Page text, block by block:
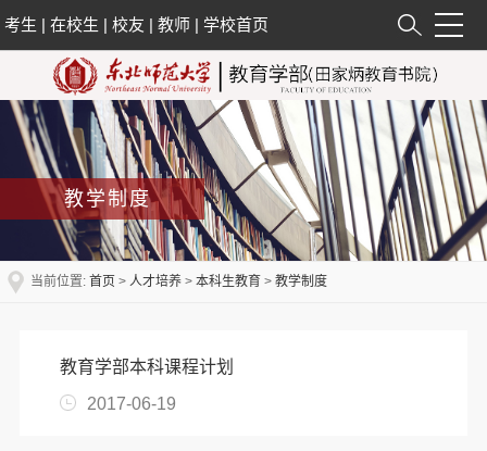
考生 |在校生 |校友 |教师 | 学校首页
教学制度
当前位置: 首页 > 人才培养 > 本科生教育 > 教学制度
教育学部本科课程计划
2017-06-19